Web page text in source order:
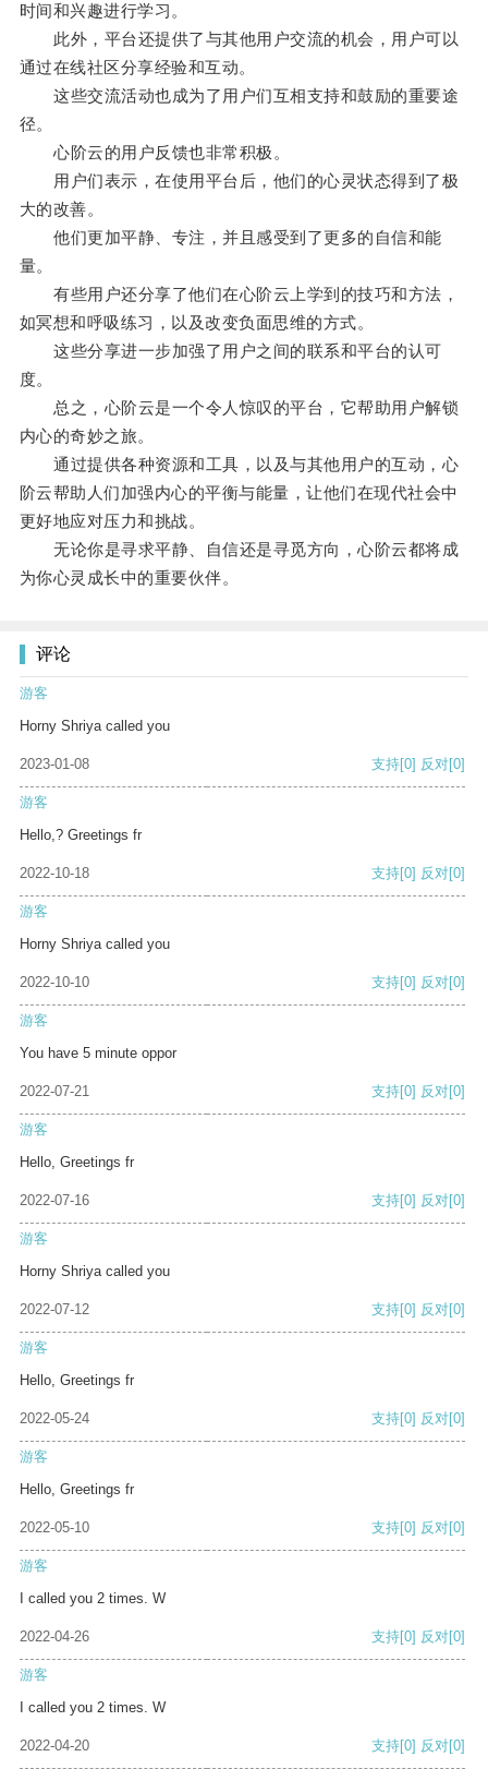
时间和兴趣进行学习。
此外，平台还提供了与其他用户交流的机会，用户可以
通过在线社区分享经验和互动。
这些交流活动也成为了用户们互相支持和鼓励的重要途
径。
心阶云的用户反馈也非常积极。
用户们表示，在使用平台后，他们的心灵状态得到了极
大的改善。
他们更加平静、专注，并且感受到了更多的自信和能
量。
有些用户还分享了他们在心阶云上学到的技巧和方法，
如冥想和呼吸练习，以及改变负面思维的方式。
这些分享进一步加强了用户之间的联系和平台的认可
度。
总之，心阶云是一个令人惊叹的平台，它帮助用户解锁
内心的奇妙之旅。
通过提供各种资源和工具，以及与其他用户的互动，心
阶云帮助人们加强内心的平衡与能量，让他们在现代社会中
更好地应对压力和挑战。
无论你是寻求平静、自信还是寻觅方向，心阶云都将成
为你心灵成长中的重要伙伴。
评论
游客
Horny Shriya called you
2023-01-08 支持[0] 反对[0]
游客
Hello,? Greetings fr
2022-10-18 支持[0] 反对[0]
游客
Horny Shriya called you
2022-10-10 支持[0] 反对[0]
游客
You have 5 minute oppor
2022-07-21 支持[0] 反对[0]
游客
Hello, Greetings fr
2022-07-16 支持[0] 反对[0]
游客
Horny Shriya called you
2022-07-12 支持[0] 反对[0]
游客
Hello, Greetings fr
2022-05-24 支持[0] 反对[0]
游客
Hello, Greetings fr
2022-05-10 支持[0] 反对[0]
游客
I called you 2 times. W
2022-04-26 支持[0] 反对[0]
游客
I called you 2 times. W
2022-04-20 支持[0] 反对[0]